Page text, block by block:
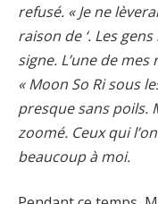
refusé. « Je ne
raison de ‘. Les
signe. L’une de
« Moon So Ri sous
presque sans poils.
zoomé. Ceux qui
beaucoup à moi.